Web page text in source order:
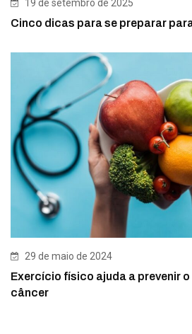
19 de setembro de 2025
Cinco dicas para se preparar
29 de maio de 2024
Exercício físico ajuda a prevenir
câncer